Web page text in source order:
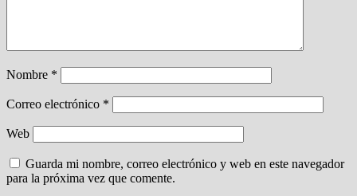
Nombre *
Correo electrónico *
Web
Guarda mi nombre, correo electrónico y web en este navegador
para la próxima vez que comente.